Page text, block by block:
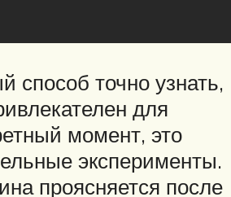
способ точно узнать,
для
момент, это
эксперименты.
проясняется после